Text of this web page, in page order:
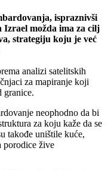
ispraznivši
Izrael možda ima za cilj
strategiju koju je već
analizi satelitskih
za mapiranje koji
granice.
neophodno da bi
za koju kaže da se
takođe uništile kuće,
porodice žive